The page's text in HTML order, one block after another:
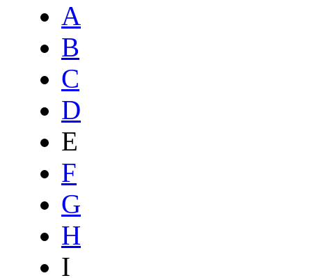
A
B
C
D
E
F
G
H
I